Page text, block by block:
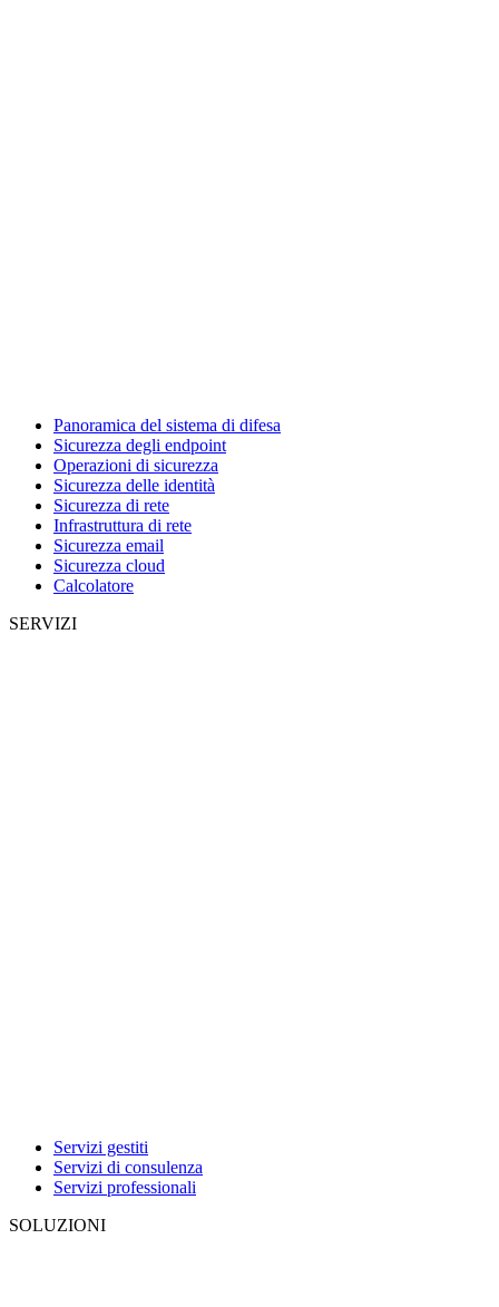
Panoramica del sistema di difesa
Sicurezza degli endpoint
Operazioni di sicurezza
Sicurezza delle identità
Sicurezza di rete
Infrastruttura di rete
Sicurezza email
Sicurezza cloud
Calcolatore
SERVIZI
Servizi gestiti
Servizi di consulenza
Servizi professionali
SOLUZIONI